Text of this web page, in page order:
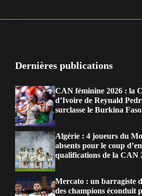
Dernières publications
CAN féminine 2026 : la
d’Ivoire de Reynald
surclasse le Burkina Faso
Algérie : 4 joueurs du
absents pour le coup
qualifications de la CAN
Mercato : un barragiste
des champions éconduit